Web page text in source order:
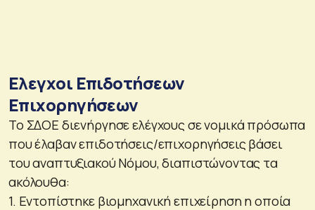
Ελεγχοι Επιδοτήσεων
Επιχορηγήσεων
Το ΣΔΟΕ διενήργησε ελέγχους σε νομικά πρόσωπα
που έλαβαν επιδοτήσεις/επιχορηγήσεις βάσει
του αναπτυξιακού Νόμου, διαπιστώνοντας τα
ακόλουθα:
1. Εντοπίστηκε βιομηχανική επιχείρηση η οποία